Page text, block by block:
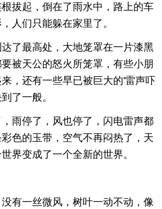
起，倒在了雨水中，路上的车
人们只能躲在家里了。
最高处，大地笼罩在一片漆黑
被天公的怒火所笼罩，有些小朋
，还有一些早已被巨大的'雷声吓
了一般。
停了，风也停了，闪电雷声都
色的玉带，空气不再闷热了，天
界变成了一个全新的世界。
一丝微风，树叶一动不动，像